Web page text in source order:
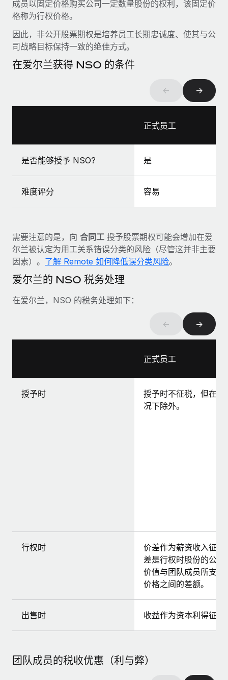
设备管理
在全球范围内配置和跟踪 IT 设备
实体设立
快速建立合规实体
Why owned entities are key to maintaining
EOR compliance
As the global workforce continues to expand in response
to the demands of today’s labor market, the...
了解更多
What a Workday global payroll implementation
six-month project with a dedicated team....
了解更多
成员以固定价格购买公司一定数量股份的权利，该固定价
格称为行权价格。
因此，非公开股票期权是培养员工长期忠诚度、使其与公
司战略目标保持一致的绝佳方式。
在爱尔兰获得 NSO 的条件
← →
正式员工
是否能够授予 NSO? 是
难度评分 容易
需要注意的是，向 合同工 授予股票期权可能会增加在爱
尔兰被认定为用工关系错误分类的风险（尽管这并非主要
因素）。 了解 Remote 如何降低误分类风险。
爱尔兰的 NSO 税务处理
在爱尔兰，NSO 的税务处理如下：
← →
正式员工
授予时
授予时不征税，但在某
况下除外。
行权时
价差作为薪资收入征税
差是行权时股份的公平
价值与团队成员所支付
价格之间的差额。
出售时 收益作为资本利得征税
团队成员的税收优惠（利与弊）